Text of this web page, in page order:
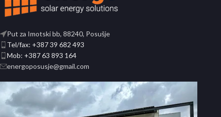
Put za Imotski bb, 88240, Posušje
Tel/fax: +387 39 682 493
Mob: +387 63 893 164
energoposusje@gmail.com